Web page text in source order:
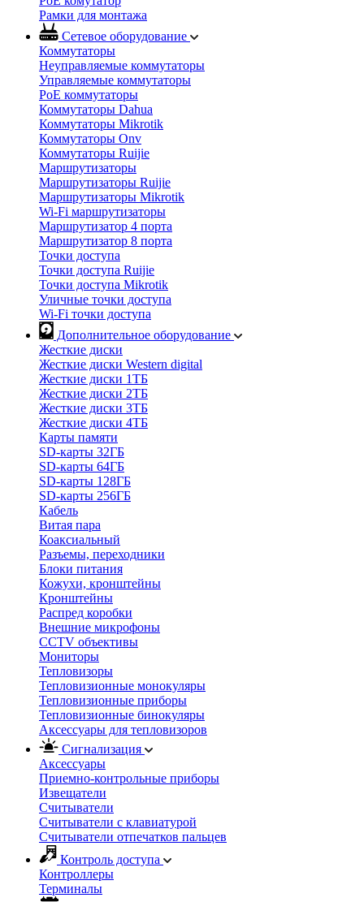
Рамки для монтажа
Сетевое оборудование
Коммутаторы
Неуправляемые коммутаторы
Управляемые коммутаторы
PoE коммутаторы
Коммутаторы Dahua
Коммутаторы Mikrotik
Коммутаторы Onv
Коммутаторы Ruijie
Маршрутизаторы
Маршрутизаторы Ruijie
Маршрутизаторы Mikrotik
Wi-Fi маршрутизаторы
Маршрутизатор 4 порта
Маршрутизатор 8 порта
Точки доступа
Точки доступа Ruijie
Точки доступа Mikrotik
Уличные точки доступа
Wi-Fi точки доступа
Дополнительное оборудование
Жесткие диски
Жесткие диски Western digital
Жесткие диски 1ТБ
Жесткие диски 2ТБ
Жесткие диски 3ТБ
Жесткие диски 4ТБ
Карты памяти
SD-карты 32ГБ
SD-карты 64ГБ
SD-карты 128ГБ
SD-карты 256ГБ
Кабель
Витая пара
Коаксиальный
Разъемы, переходники
Блоки питания
Кожухи, кронштейны
Кронштейны
Распред коробки
Внешние микрофоны
CCTV объективы
Мониторы
Тепловизоры
Тепловизионные монокуляры
Тепловизионные приборы
Тепловизионные бинокуляры
Аксессуары для тепловизоров
Сигнализация
Аксессуары
Приемно-контрольные приборы
Извещатели
Считыватели
Cчитыватели с клавиатурой
Cчитыватели отпечатков пальцев
Контроль доступа
Контроллеры
Терминалы